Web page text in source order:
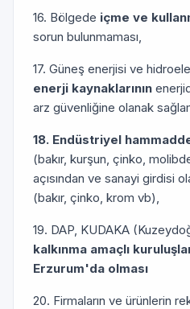
16. Bölgede içme ve
sorun bulunmaması,
17. Güneş enerjisi ve
enerji kaynaklarının
arz güvenliğine olanak
18. Endüstriyel
(bakır, kurşun, çinko,
açısından ve sanayi girdisi
(bakır, çinko, krom vb),
19. DAP, KUDAKA
kalkınma amaçlı
Erzurum'da olması
20. Firmaların ve ürünlerin